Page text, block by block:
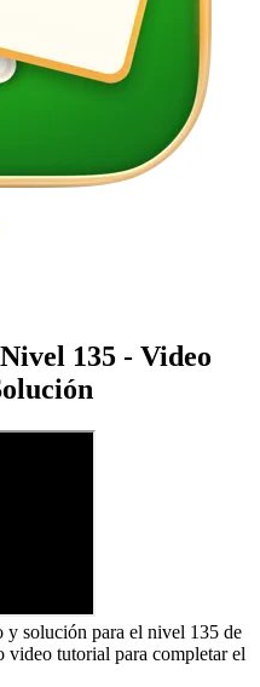
135 - Video
solución para el nivel 135 de
video tutorial para completar el